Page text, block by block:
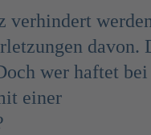
verhindert
davon.
wer haftet
einer